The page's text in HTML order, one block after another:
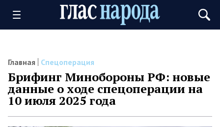
Главная Спецоперация
Брифинг Минобороны РФ: новые
данные о ходе спецоперации на
10 июля 2025 года